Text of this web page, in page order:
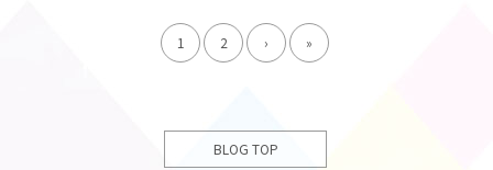
1 2 › »
BLOG TOP